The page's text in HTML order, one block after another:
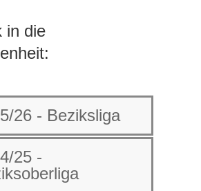
in die
26 - Beziksliga
25 -